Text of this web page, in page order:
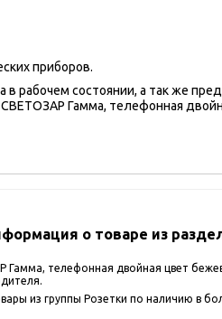
приборов.
в рабочем состоянии, а так же
Гамма, телефонная
о товаре из
телефонная двойная цвет
из группы Розетки по наличию в